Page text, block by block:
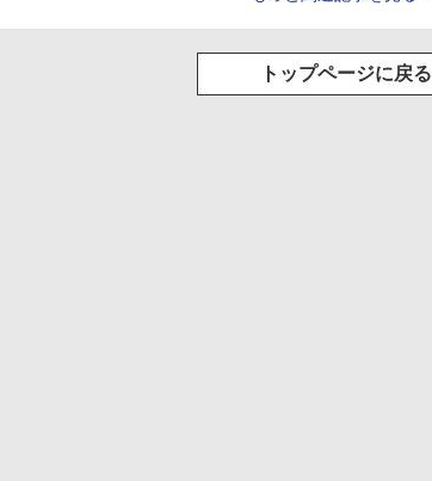
トップページに戻る